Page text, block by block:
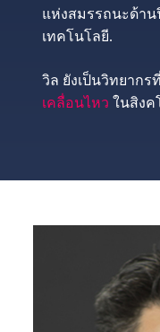
แห่งสมรรถนะด้า
เทคโนโลยี.
วิล ยังเป็นวิทยากรที่
เคลื่อนไหว ในสิงค